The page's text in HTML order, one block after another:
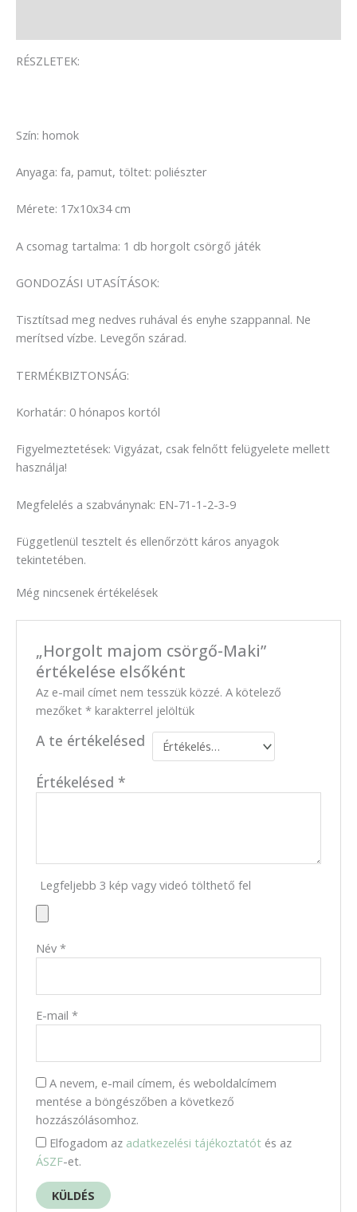
RÉSZLETEK:
Szín: homok
Anyaga: fa, pamut, töltet: poliészter
Mérete: 17x10x34 cm
A csomag tartalma: 1 db horgolt csörgő játék
GONDOZÁSI UTASÍTÁSOK:
Tisztítsad meg nedves ruhával és enyhe szappannal. Ne
merítsed vízbe. Levegőn szárad.
TERMÉKBIZTONSÁG:
Korhatár: 0 hónapos kortól
Figyelmeztetések: Vigyázat, csak felnőtt felügyelete mellett
használja!
Megfelelés a szabványnak: EN-71-1-2-3-9
Függetlenül tesztelt és ellenőrzött káros anyagok
tekintetében.
Még nincsenek értékelések
„Horgolt majom csörgő-Maki”
értékelése elsőként
Az e-mail címet nem tesszük közzé. A kötelező
mezőket* karakterrel jelöltük
A te értékelésed
Értékelésed*
Legfeljebb 3 kép vagy videó tölthető fel
Név*
E-mail*
A nevem, e-mail címem, és weboldalcímem
mentése a böngészőben a következő
hozzászólásomhoz.
Elfogadom az adatkezelési tájékoztatót és az
ÁSZF-et.